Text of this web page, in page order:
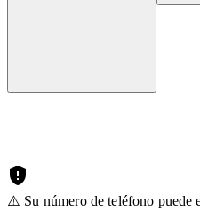
⚠️ Su número de teléfono puede